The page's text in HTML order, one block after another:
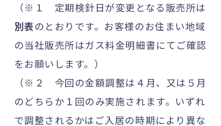
（※１ 定期検針日が変更となる販売所は
別表のとおりです。お客様のお住まい地域
の当社販売所はガス料金明細書にてご確認
をお願いします。）
（※２ 今回の金額調整は４月、又は５月
のどちらか１回のみ実施されます。いずれ
で調整されるかはご入居の時期により異な